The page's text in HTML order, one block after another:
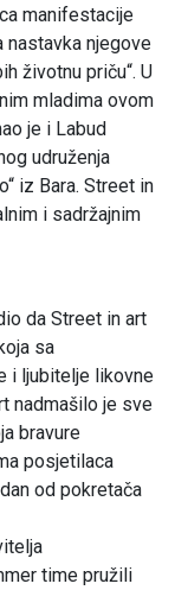
manifestacije
nastavka njegove
životnu priču“. U
mladima ovom
je i Labud
udruženja
iz Bara. Street in
i sadržajnim
da Street in art
sa
i ljubitelje likovne
nadmašilo je sve
bravure
posjetilaca
od pokretača
time pružili